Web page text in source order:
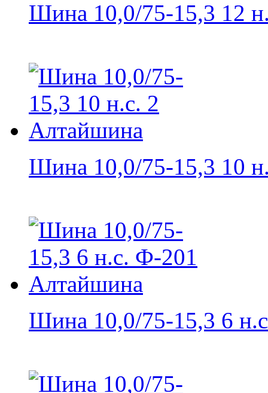
Шина 10,0/75-15,3 12
Шина 10,0/75-15,3 10
Шина 10,0/75-15,3 6